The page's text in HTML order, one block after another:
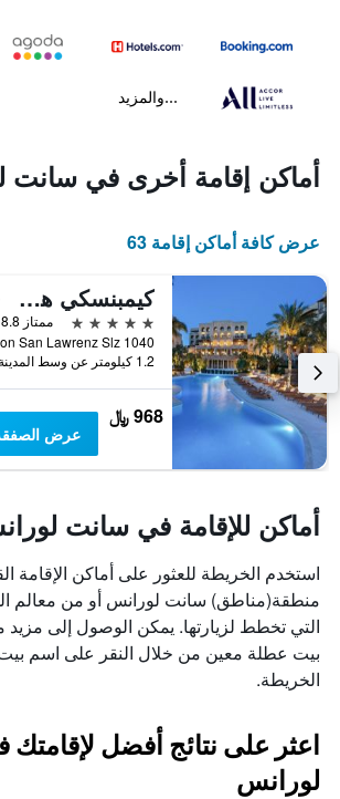
...والمزيد
أماكن إقامة أخرى في سانت
عرض كافة أماكن إقامة 63
كيمبنسكي هوتل سان لورانز
5 نجوم
ممتاز 8.8
1.2 كيلومتر عن وسط المدينة
968 ﷼
عرض
أماكن للإقامة في سانت
استخدم الخريطة للعثور على أماكن الإقامة
منطقة(مناطق) سانت لورانس أو من معالم
التي تخطط لزيارتها. يمكن الوصول إلى
بيت عطلة معين من خلال النقر على اسم
الخريطة.
اعثر على نتائج أفضل
لورانس